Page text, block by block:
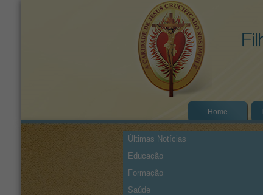
Home
Últimas Notícias
Educação
Formação
Saúde